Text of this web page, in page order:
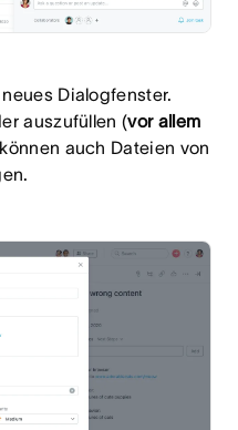
Dialogfenster.
auszufüllen (vor allem
auch Dateien von